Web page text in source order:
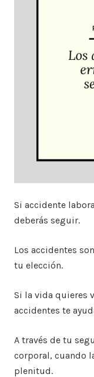
Si accidente
deberás seguir.
Los accidentes
tu elección.
Si la vida quieres
accidentes te
A través de tu
corporal, cuando
plenitud.